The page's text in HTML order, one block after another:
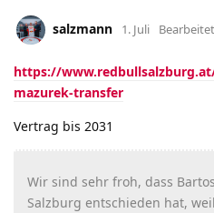
salzmann 1. Juli Bearbeitet
https://
mazurek-transfer
Vertrag bis 2031
Wir sind sehr froh, dass
Salzburg entschieden hat,